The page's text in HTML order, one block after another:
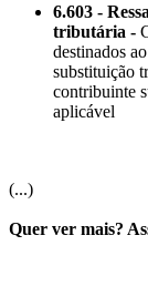
6.603 -
tributária -
destinados
substituição
contribuinte
aplicável
(...)
Quer ver mais?